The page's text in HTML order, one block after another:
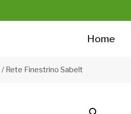
Home
/ Rete Finestrino Sabelt